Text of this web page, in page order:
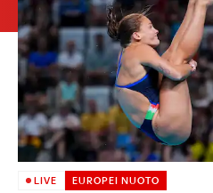
LIVE EUROPEI NUOTO